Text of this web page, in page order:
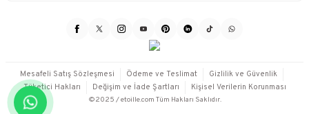
©2025 / etoille.com Tüm Hakları Saklıdır.
Mesafeli Satış Sözleşmesi Ödeme ve Teslimat
Gizlilik ve Güvenlik
Tüketici Hakları
Değişim ve İade Şartları Kişisel Verilerin Korunması